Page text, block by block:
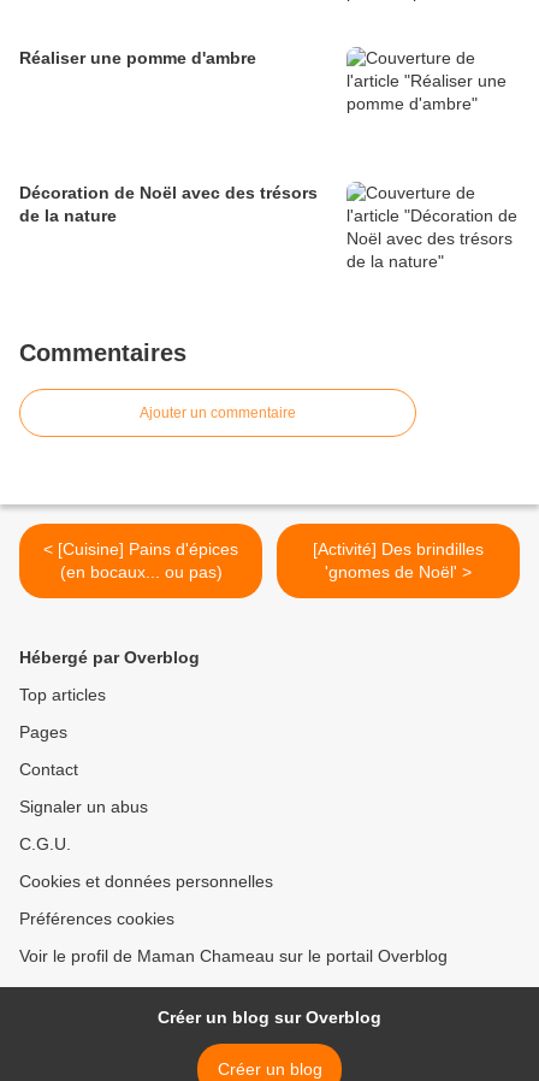
Réaliser une pomme d'ambre
Décoration de Noël avec des trésors
de la nature
Commentaires
Ajouter un commentaire
< [Cuisine] Pains d'épices
(en bocaux... ou pas)
[Activité] Des brindilles
'gnomes de Noël' >
Hébergé par Overblog
Top articles
Pages
Contact
Signaler un abus
C.G.U.
Cookies et données personnelles
Préférences cookies
Voir le profil de Maman Chameau sur le portail Overblog
Créer un blog sur Overblog
Créer un blog